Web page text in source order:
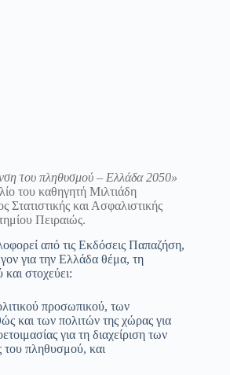
του πληθυσμού – Ελλάδα 2050»
του καθηγητή Μιλτιάδη
Στατιστικής και Ασφαλιστικής
Πειραιώς.
από τις Εκδόσεις Παπαζήση,
για την Ελλάδα θέμα, τη
στοχεύει:
προσωπικού, των
και των πολιτών της χώρας για
για τη διαχείριση των
του πληθυσμού, και